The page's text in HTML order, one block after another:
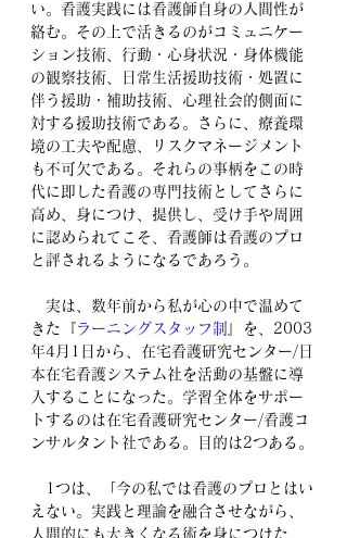
い。看護実践には看護師自身の人間性が
絡む。その上で活きるのがコミュニケー
ション技術、行動・心身状況・身体機能
の観察技術、日常生活援助技術・処置に
伴う援助・補助技術、心理社会的側面に
対する援助技術である。さらに、療養環
境の工夫や配慮、リスクマネージメント
も不可欠である。それらの事柄をこの時
代に即した看護の専門技術としてさらに
高め、身につけ、提供し、受け手や周囲
に認められてこそ、看護師は看護のプロ
と評されるようになるであろう。
実は、数年前から私が心の中で温めて
きた『ラーニングスタッフ制 』を、2003
年4月1日から、在宅看護研究センター/日
本在宅看護システム社を活動の基盤に導
入することになった。学習全体をサポー
トするのは在宅看護研究センター/看護コ
ンサルタント社である。目的は2つある。
1つは、「今の私では看護のプロとはい
えない。実践と理論を融合させながら、
人間的にも大きくなる術を身につけた